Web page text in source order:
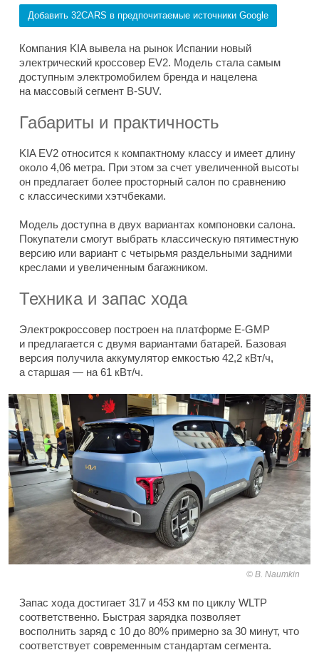
Добавить 32CARS в предпочитаемые источники Google
Компания KIA вывела на рынок Испании новый
электрический кроссовер EV2. Модель стала самым
доступным электромобилем бренда и нацелена
на массовый сегмент B-SUV.
Габариты и практичность
KIA EV2 относится к компактному классу и имеет длину
около 4,06 метра. При этом за счет увеличенной высоты
он предлагает более просторный салон по сравнению
с классическими хэтчбеками.
Модель доступна в двух вариантах компоновки салона.
Покупатели смогут выбрать классическую пятиместную
версию или вариант с четырьмя раздельными задними
креслами и увеличенным багажником.
Техника и запас хода
Электрокроссовер построен на платформе E-GMP
и предлагается с двумя вариантами батарей. Базовая
версия получила аккумулятор емкостью 42,2 кВт/ч,
а старшая — на 61 кВт/ч.
B. Naumkin
Запас хода достигает 317 и 453 км по циклу WLTP
соответственно. Быстрая зарядка позволяет
восполнить заряд с 10 до 80% примерно за 30 минут, что
соответствует современным стандартам сегмента.